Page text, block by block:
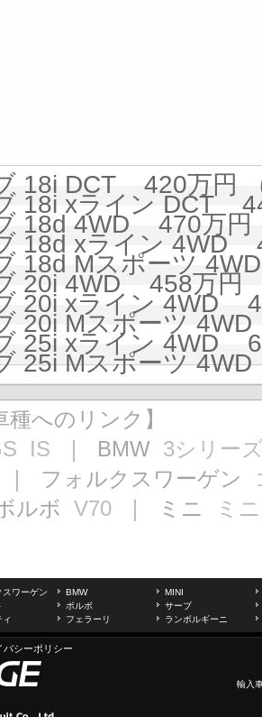
18i DCT 420万円
18i xライン DCT
18d 4WD 470万
18d xライン 4WD
18d Mスポーツ
20i 4WD 458万円
20i xライン 4WD
20i Mスポーツ
25i xライン 4WD
25i Mスポーツ
種へのリンク】
IS ｜ BMW 3シリー
｜ フォルクスワーゲン
ルボ V70 ｜ ミニ ミニ
スワーゲン BMW
MINI
ボルボ
サーブ
フェラーリ ランボルギーニ
バシーポリシー
輸入